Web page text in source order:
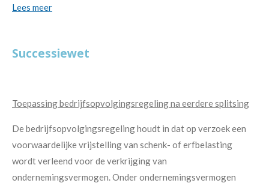
Lees meer
Successiewet
Toepassing bedrijfsopvolgingsregeling na eerdere splitsing
De bedrijfsopvolgingsregeling houdt in dat op verzoek een
voorwaardelijke vrijstelling van schenk- of erfbelasting
wordt verleend voor de verkrijging van
ondernemingsvermogen. Onder ondernemingsvermogen